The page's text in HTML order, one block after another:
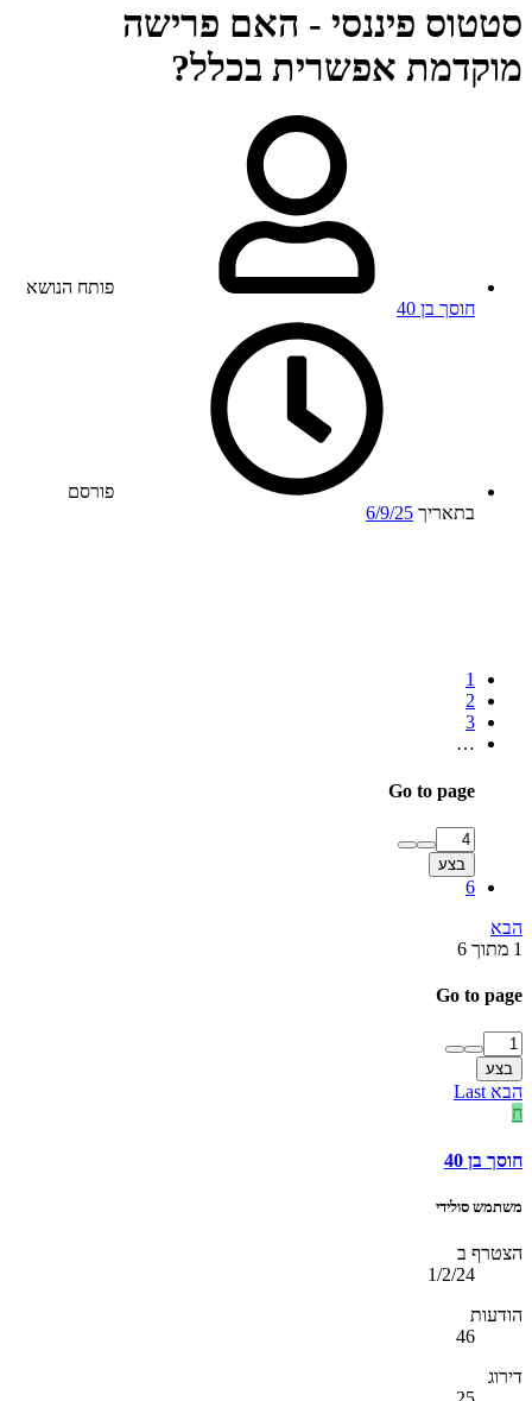
סטטוס פיננסי - האם פרישה
מוקדמת אפשרית בכלל?
פותח הנושא
חוסך בן 40
פורסם
בתאריך 6/9/25
1
2
3
…
Go to page
בצע
6
הבא
1 מתוך 6
Go to page
בצע
הבא Last
ח
חוסך בן 40
משתמש סולידי
הצטרף ב
1/2/24
הודעות
46
דירוג